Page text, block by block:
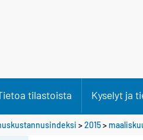
tilastoista Kyselyt ja
>2015>